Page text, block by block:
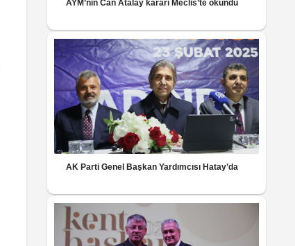
AYM’nin Can Atalay kararı Meclis’te okundu
AK Parti Genel Başkan Yardımcısı Hatay’da